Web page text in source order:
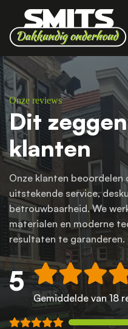
Onze reviews
Dit
klanten
Onze klanten beoordelen
uitstekende service,
betrouwbaarheid. We
materialen en moderne
resultaten te garanderen.
5
Gemiddelde van 18